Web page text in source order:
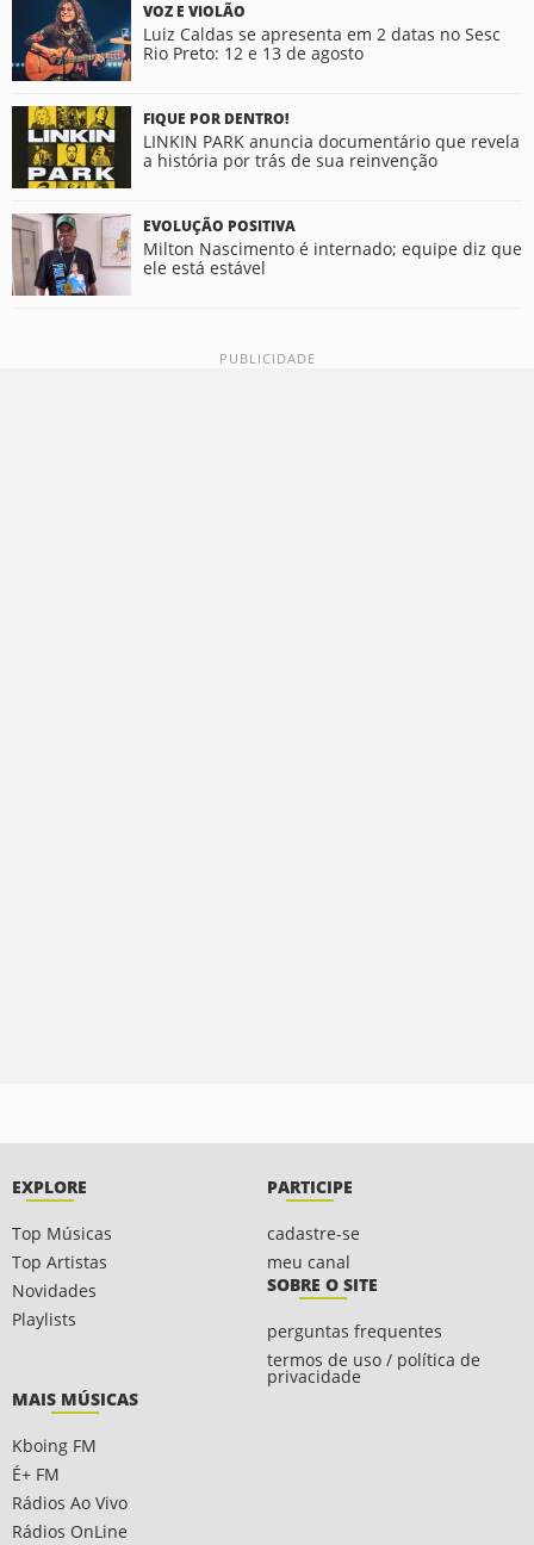
VOZ E VIOLÃO
Luiz Caldas se apresenta em 2 datas no Sesc
Rio Preto: 12 e 13 de agosto
FIQUE POR DENTRO!
LINKIN PARK anuncia documentário que revela
a história por trás de sua reinvenção
EVOLUÇÃO POSITIVA
Milton Nascimento é internado; equipe diz que
ele está estável
EXPLORE
Top Músicas
Top Artistas
Novidades
Playlists
PARTICIPE
cadastre-se
meu canal
SOBRE O SITE
perguntas frequentes
termos de uso / política de
privacidade
MAIS MÚSICAS
Kboing FM
É+ FM
Rádios Ao Vivo
Rádios OnLine